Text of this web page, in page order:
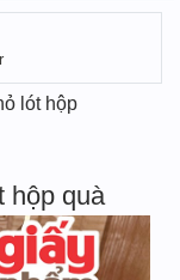
lót hộp
hộp quà